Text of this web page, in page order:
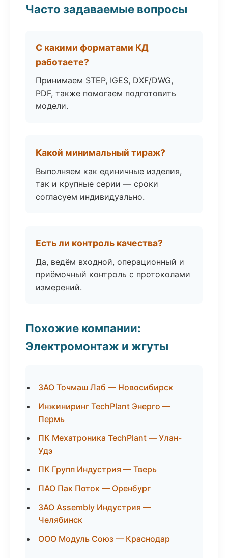
Часто задаваемые вопросы
С какими форматами КД
работаете?
Принимаем STEP, IGES, DXF/DWG,
PDF, также помогаем подготовить
модели.
Какой минимальный тираж?
Выполняем как единичные изделия,
так и крупные серии — сроки
согласуем индивидуально.
Есть ли контроль качества?
Да, ведём входной, операционный и
приёмочный контроль с протоколами
измерений.
Похожие компании:
Электромонтаж и жгуты
ЗАО Точмаш Лаб — Новосибирск
Инжиниринг TechPlant Энерго —
Пермь
ПК Мехатроника TechPlant — Улан-
Удэ
ПК Групп Индустрия — Тверь
ПАО Пак Поток — Оренбург
ЗАО Assembly Индустрия —
Челябинск
ООО Модуль Союз — Краснодар